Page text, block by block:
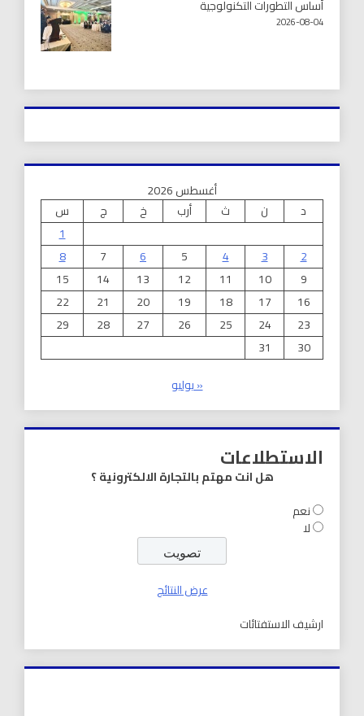
أساس التطورات التكنولوجية
2026-08-04
أغسطس 2026
د
ن ث أرب خ ج
س
1
2
3
4
5
6
7
8
9
10
11
12
13
14
15
16
17
18
19
20
21
22
23
24
25
26
27
28
29
30
31
« يوليو
الاستطلاعات
هل انت مهتم بالتجارة الالكترونية ؟
نعم
لا
عرض النتائج
ارشيف الاستفتائات